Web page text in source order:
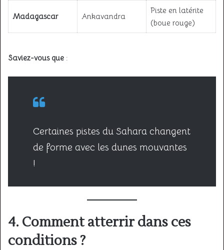
Madagascar Ankavandra
Piste en latérite
(boue rouge)
Saviez-vous que :
Certaines pistes du Sahara changent
de forme avec les dunes mouvantes
!
4. Comment atterrir dans ces
conditions ?